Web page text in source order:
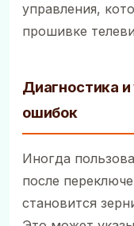
управления,
прошивке
Диагностика
ошибок
Иногда
после
становится